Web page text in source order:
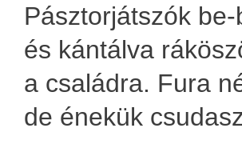
Pásztorjátszók
és kántálva
a családra. Fura
de énekük